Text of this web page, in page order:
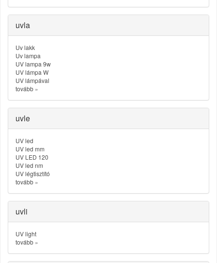
uvla
Uv lakk
Uv lampa
UV lampa 9w
UV lámpa W
UV lámpával
tovább »
uvle
UV led
UV led mm
UV LED 120
UV led nm
UV légtisztító
tovább »
uvli
UV light
tovább »